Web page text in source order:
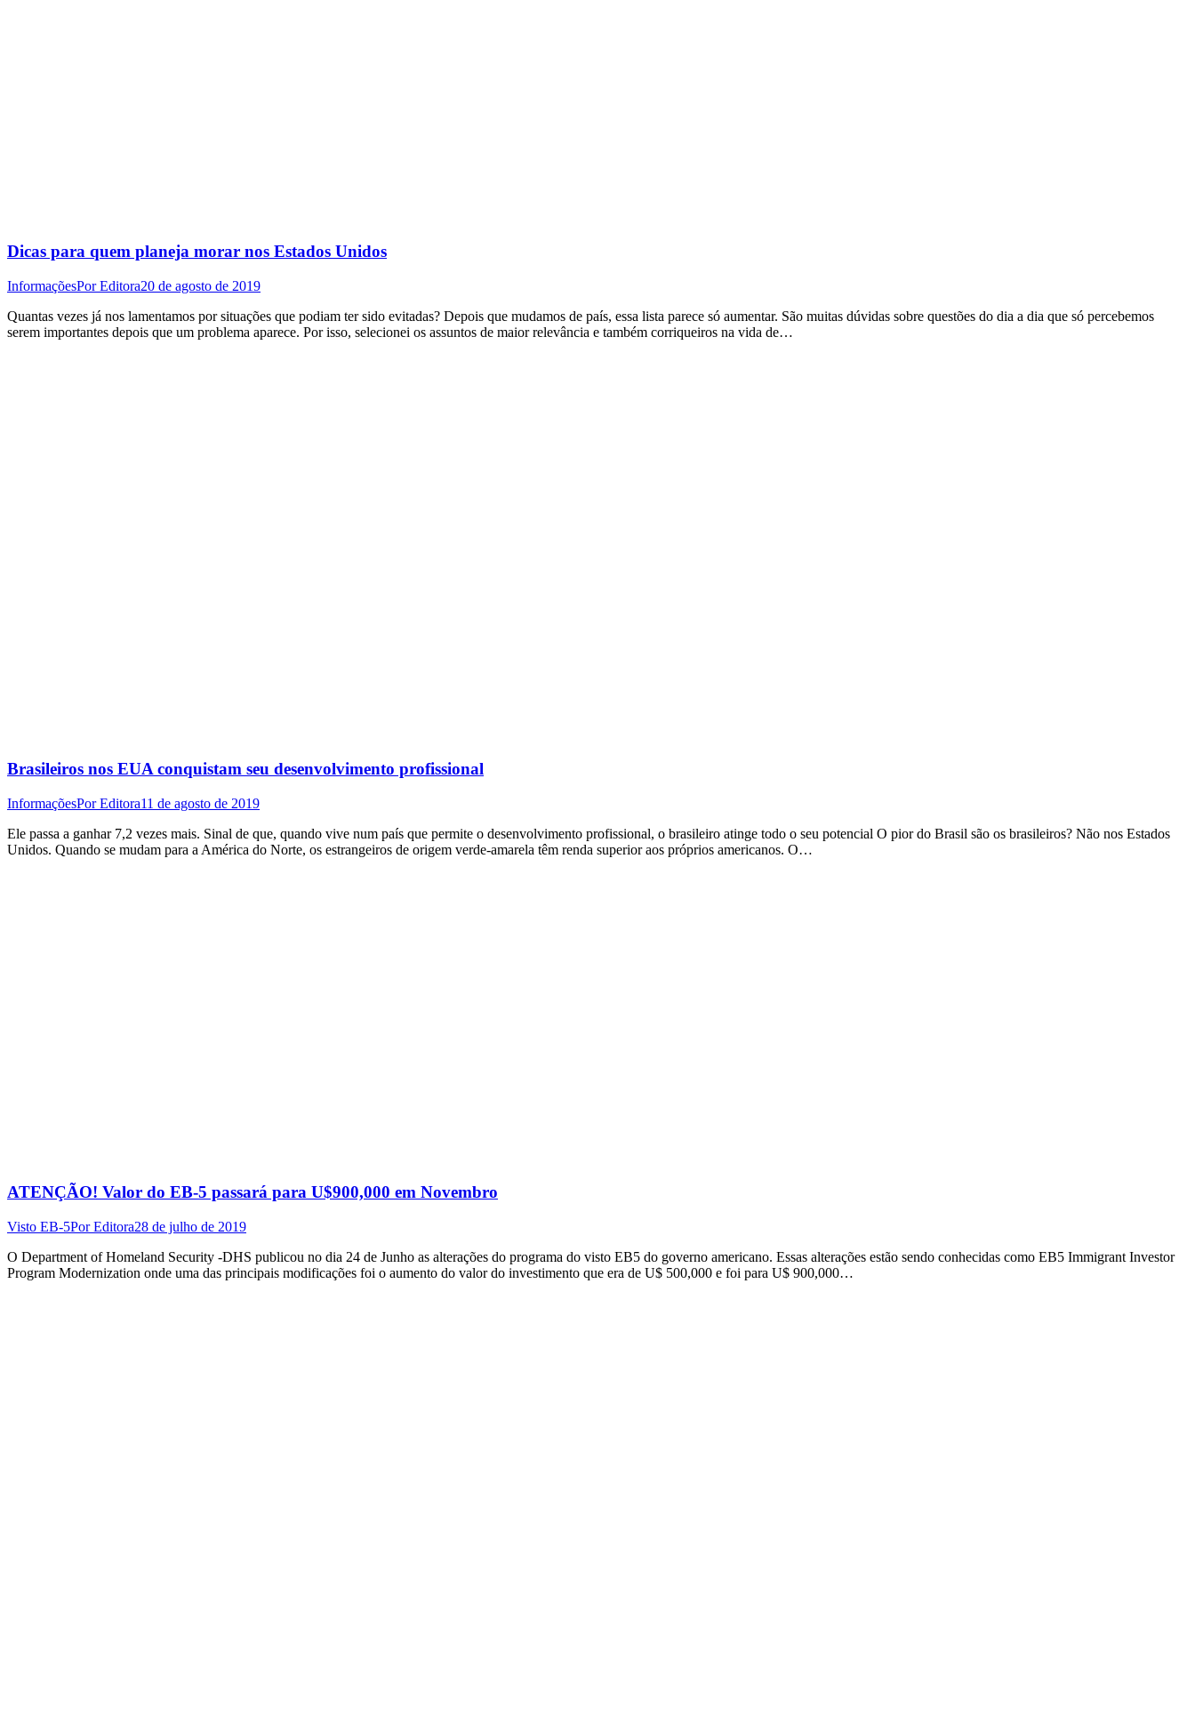
Dicas para quem planeja morar nos Estados Unidos
InformaçõesPorEditora20 de agosto de 2019
Quantas vezes já nos lamentamos por situações que podiam ter sido evitadas? Depois que mudamos de país, essa lista parece só aumentar. São muitas dúvidas sobre questões do dia a dia que só percebemos
serem importantes depois que um problema aparece. Por isso, selecionei os assuntos de maior relevância e também corriqueiros na vida de…
Brasileiros nos EUA conquistam seu desenvolvimento profissional
InformaçõesPorEditora11 de agosto de 2019
Ele passa a ganhar 7,2 vezes mais. Sinal de que, quando vive num país que permite o desenvolvimento profissional, o brasileiro atinge todo o seu potencial O pior do Brasil são os brasileiros? Não nos Estados
Unidos. Quando se mudam para a América do Norte, os estrangeiros de origem verde-amarela têm renda superior aos próprios americanos. O…
ATENÇÃO! Valor do EB-5 passará para U$900,000 em Novembro
Visto EB-5PorEditora28 de julho de 2019
O Department of Homeland Security -DHS publicou no dia 24 de Junho as alterações do programa do visto EB5 do governo americano. Essas alterações estão sendo conhecidas como EB5 Immigrant Investor
Program Modernization onde uma das principais modificações foi o aumento do valor do investimento que era de U$ 500,000 e foi para U$ 900,000…